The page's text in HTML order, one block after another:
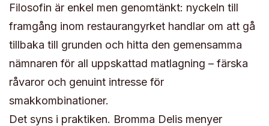
Filosofin är enkel men genomtänkt: nyckeln till
framgång inom restaurangyrket handlar om att gå
tillbaka till grunden och hitta den gemensamma
nämnaren för all uppskattad matlagning – färska
råvaror och genuint intresse för
smakkombinationer.
Det syns i praktiken. Bromma Delis menyer